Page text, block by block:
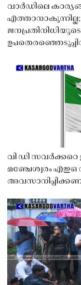
വാർഡിലെ
എത്താനാകുന്നില്ല;
വി ഡി സവർക്കറെ
മഞ്ചേശ്വരം